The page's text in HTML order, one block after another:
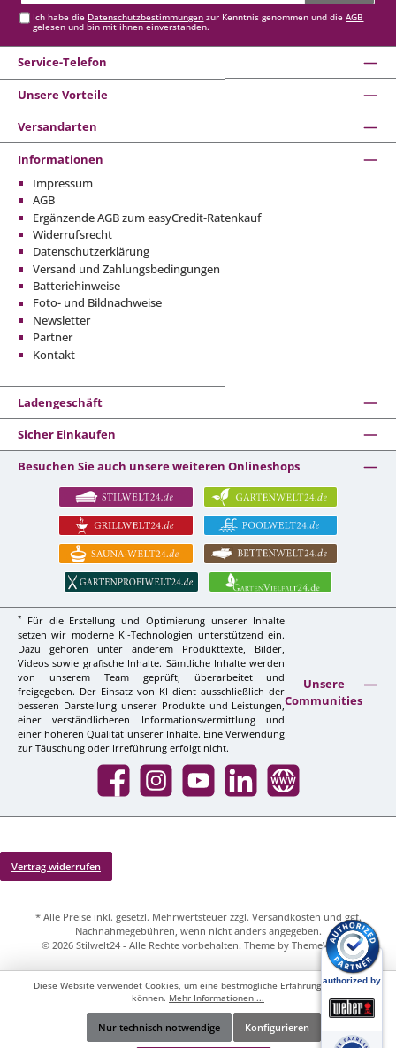
Ich habe die Datenschutzbestimmungen zur Kenntnis genommen und dieAGB
gelesen und bin mit ihnen einverstanden.
Service-Telefon
Unsere Vorteile
Versandarten
Informationen
Impressum
AGB
Ergänzende AGB zum easyCredit-Ratenkauf
Widerrufsrecht
Datenschutzerklärung
Versand und Zahlungsbedingungen
Batteriehinweise
Foto- und Bildnachweise
Newsletter
Partner
Kontakt
Ladengeschäft
Sicher Einkaufen
Besuchen Sie auch unsere weiteren Onlineshops
*
Für die Erstellung und Optimierung unserer Inhalte
setzen wir moderne KI-Technologien unterstützend ein.
Dazu gehören unter anderem Produkttexte, Bilder,
Videos sowie grafische Inhalte. Sämtliche Inhalte werden
von unserem Team geprüft, überarbeitet und
freigegeben. Der Einsatz von KI dient ausschließlich der
besseren Darstellung unserer Produkte und Leistungen,
einer verständlicheren Informationsvermittlung und
einer höheren Qualität unserer Inhalte. Eine Verwendung
zur Täuschung oder Irreführung erfolgt nicht.
Unsere
Communities
Facebook InstagramYouTube LinkedIn Website
Vertrag widerrufen
* Alle Preise inkl. gesetzl. Mehrwertsteuer zzgl. Versandkosten und ggf.
Nachnahmegebühren, wenn nicht anders angegeben.
© 2026 Stilwelt24 - Alle Rechte vorbehalten. Theme by ThemeWare®
Diese Website verwendet Cookies, um eine bestmögliche Erfahrung bieten zu
können. Mehr Informationen ...
Nur technisch notwendige Konfigurieren